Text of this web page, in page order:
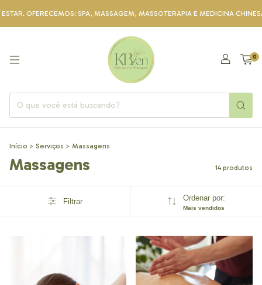
OFERECEMOS: SPA, MASSAGEM, MASSOTERAPIA E MEDICINA CHINESA.
0
Início > Serviços > Massagens
Massagens 14 produtos
Filtrar Ordenar por:
Mais vendidos